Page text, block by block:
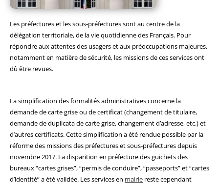
Les préfectures et les sous-préfectures sont au centre de la
délégation territoriale, de la vie quotidienne des Français. Pour
répondre aux attentes des usagers et aux préoccupations majeures,
notamment en matière de sécurité, les missions de ces services ont
dû être revues.
La simplification des formalités administratives concerne la
demande de carte grise ou de certificat (changement de titulaire,
demande de duplicata de carte grise, changement d’adresse, etc.) et
d’autres certificats. Cette simplification a été rendue possible par la
réforme des missions des préfectures et sous-préfectures depuis
novembre 2017. La disparition en préfecture des guichets des
bureaux “cartes grises”, “permis de conduire”, “passeports” et “cartes
d’identité” a été validée. Les services en mairie reste cependant